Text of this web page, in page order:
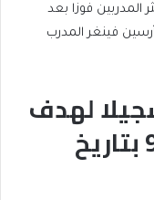
المدربين فوزا بعد
أرسين فينغر المدرب
تسجيلا لهدف
الفوز في الدقيقة الـ90 بتاريخ